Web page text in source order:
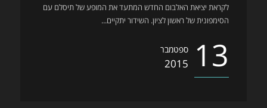
לקראת יציאת האלבום החדש המתעד את המופע של תיסלם עם
הסימפונית של ראשון לציון. השידור יתקיים...
13 ספטמבר
2015